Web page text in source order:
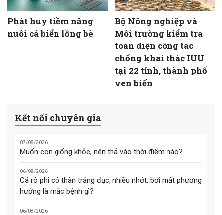
Phát huy tiềm năng
nuôi cá biển lồng bè
Bộ Nông nghiệp và
Môi trường kiểm tra
toàn diện công tác
chống khai thác IUU
tại 22 tỉnh, thành phố
ven biển
Kết nối chuyên gia
07/08/2026
Muốn con giống khỏe, nên thả vào thời điểm nào?
06/08/2026
Cá rô phi có thân trắng đục, nhiều nhớt, bơi mất phương
hướng là mắc bệnh gì?
06/08/2026